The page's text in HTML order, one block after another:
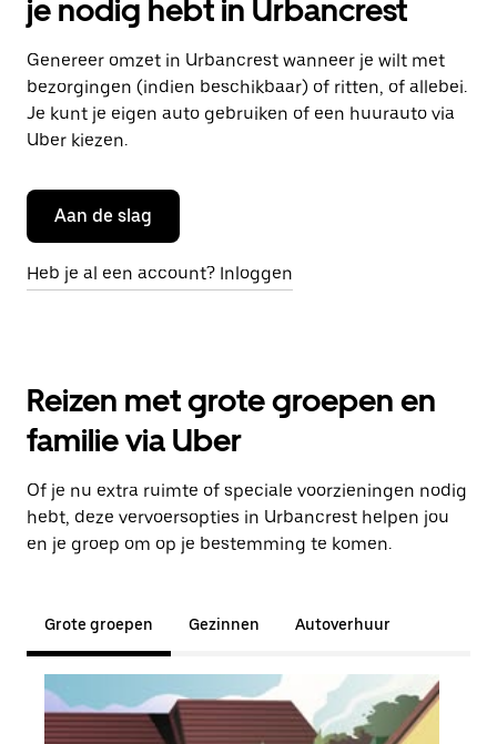
je nodig hebt in Urbancrest
Genereer omzet in Urbancrest wanneer je wilt met
bezorgingen (indien beschikbaar) of ritten, of allebei.
Je kunt je eigen auto gebruiken of een huurauto via
Uber kiezen.
Aan de slag
Heb je al een account? Inloggen
Reizen met grote groepen en
familie via Uber
Of je nu extra ruimte of speciale voorzieningen nodig
hebt, deze vervoersopties in Urbancrest helpen jou
en je groep om op je bestemming te komen.
Grote groepen Gezinnen Autoverhuur